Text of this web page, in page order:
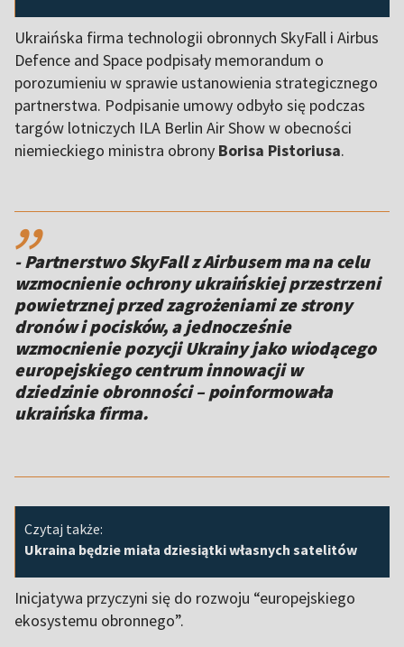
Ukraińska firma technologii obronnych SkyFall i Airbus
Defence and Space podpisały memorandum o
porozumieniu w sprawie ustanowienia strategicznego
partnerstwa. Podpisanie umowy odbyło się podczas
targów lotniczych ILA Berlin Air Show w obecności
niemieckiego ministra obrony Borisa Pistoriusa.
,,
- Partnerstwo SkyFall z Airbusem ma na celu
wzmocnienie ochrony ukraińskiej przestrzeni
powietrznej przed zagrożeniami ze strony
dronów i pocisków, a jednocześnie
wzmocnienie pozycji Ukrainy jako wiodącego
europejskiego centrum innowacji w
dziedzinie obronności – poinformowała
ukraińska firma.
Czytaj także:
Ukraina będzie miała dziesiątki własnych satelitów
Inicjatywa przyczyni się do rozwoju “europejskiego
ekosystemu obronnego”.